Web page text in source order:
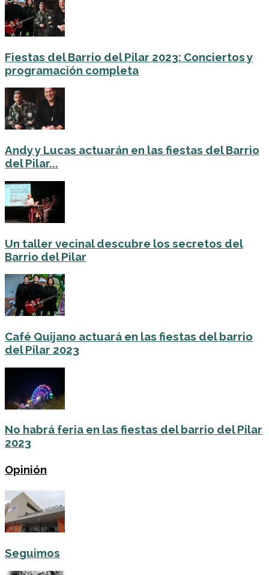
Fiestas del Barrio del Pilar 2023: Conciertos y
programación completa
Andy y Lucas actuarán en las fiestas del Barrio
del Pilar...
Un taller vecinal descubre los secretos del
Barrio del Pilar
Café Quijano actuará en las fiestas del barrio
del Pilar 2023
No habrá feria en las fiestas del barrio del Pilar
2023
Opinión
Seguimos